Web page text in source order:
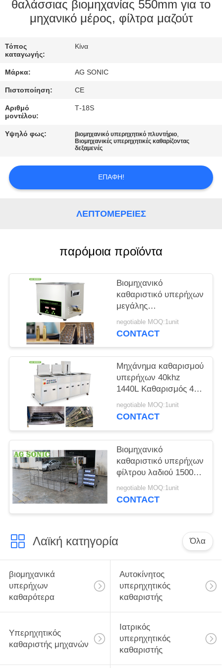
ΕΡΓΟΣΤΑΣΊΩΝ
ΈΛΕΓΧΟΣ
ΕΛΆΤΕ
ΣΕ
ΕΠΑΦΉ
ΕΙΔΉΣΕΙΣ
ΑΠΌΣΠΑΣΜΑ
SITEMAP
PRIVACY
POLICY
θαλάσσιας βιομηχανίας 550mm για το
μηχανικό μέρος, φίλτρα μαζούτ
Τόπος
καταγωγής:
Κίνα
Μάρκα: AG SONIC
Πιστοποίηση: CE
Αριθμό
μοντέλου:
Τ-18S
Υψηλό φως: βιομηχανικό υπερηχητικό πλυντήριο,
Βιομηχανικές υπερηχητικές καθαρίζοντας
δεξαμενές
ΕΠΑΦΉ!
ΛΕΠΤΟΜΈΡΕΙΕΣ
παρόμοια προϊόντα
Βιομηχανικό
καθαριστικό υπερήχων
μεγάλης
χωρητικότητας 30
λίτρων για καθαρισμό
negotiable MOQ:1unit
CONTACT
Μηχάνημα καθαρισμού
υπερήχων 40khz
1440L Καθαρισμός 4
δεξαμενών Ξέπλυμα
φίλτρου στεγνώματος
negotiable MOQ:1unit
CONTACT
Βιομηχανικό
καθαριστικό υπερήχων
φίλτρου λαδιού 1500
λίτρων για εξάρτημα
λεπίδας Turbo /
negotiable MOQ:1unit
CONTACT
Λαϊκή κατηγορία Όλα
βιομηχανικά
υπερήχων
καθαρότερα
Αυτοκίνητος
υπερηχητικός
καθαριστής
Υπερηχητικός
καθαριστής μηχανών
Ιατρικός
υπερηχητικός
καθαριστής